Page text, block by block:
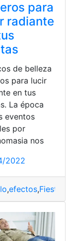
efectos
para
radiante
de belleza
para lucir
en tus
La época
eventos
por
nos
2022
,efectos,Fiestas